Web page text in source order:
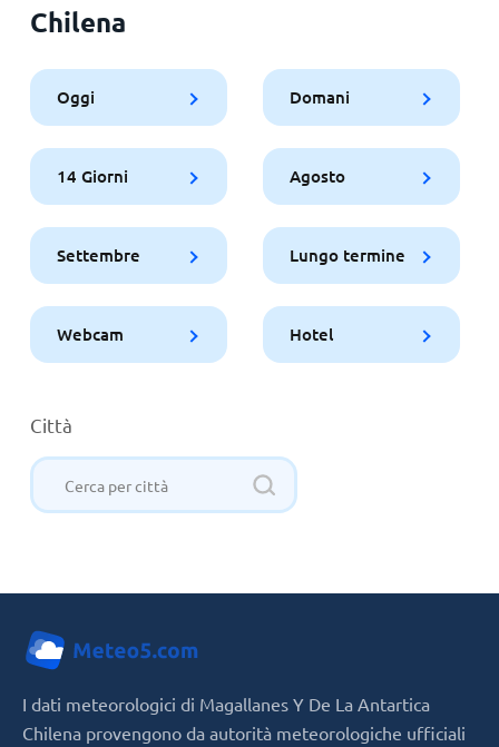
Chilena
Oggi Domani
14 Giorni Agosto
Settembre Lungo termine
Webcam Hotel
Città
I dati meteorologici di Magallanes Y De La Antartica
Chilena provengono da autorità meteorologiche ufficiali